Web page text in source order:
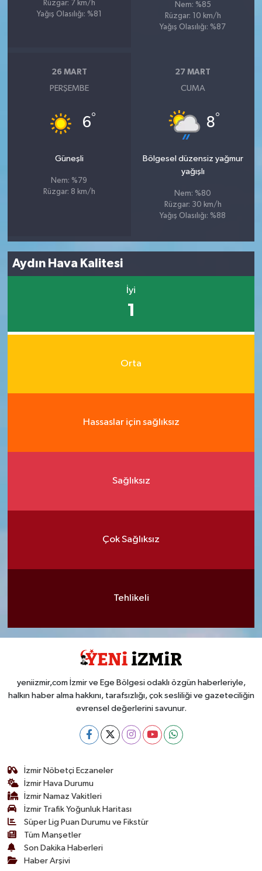
Rüzgar: 7 km/h
Yağış Olasılığı: %81
Nem: %85
Rüzgar: 10 km/h
Yağış Olasılığı: %87
26 MART
PERŞEMBE
6°
Güneşli
Nem: %79
Rüzgar: 8 km/h
27 MART
CUMA
8°
Bölgesel düzensiz yağmur
yağışlı
Nem: %80
Rüzgar: 30 km/h
Yağış Olasılığı: %88
Aydın Hava Kalitesi
İyi
1
Orta
Hassaslar için sağlıksız
Sağlıksız
Çok Sağlıksız
Tehlikeli
yeniizmir,com İzmir ve Ege Bölgesi odaklı özgün haberleriyle,
halkın haber alma hakkını, tarafsızlığı, çok sesliliği ve gazeteciliğin
evrensel değerlerini savunur.
İzmir Nöbetçi Eczaneler
İzmir Hava Durumu
İzmir Namaz Vakitleri
İzmir Trafik Yoğunluk Haritası
Süper Lig Puan Durumu ve Fikstür
Tüm Manşetler
Son Dakika Haberleri
Haber Arşivi